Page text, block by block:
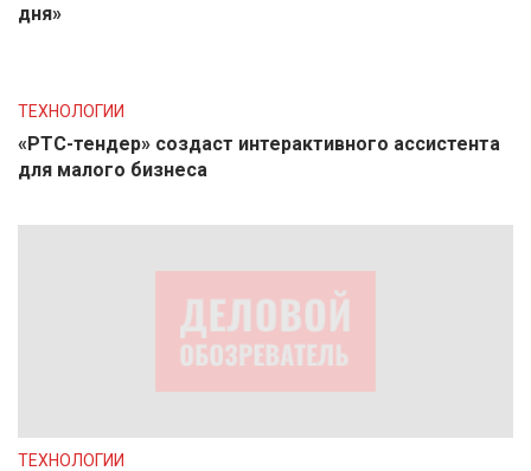
дня»
ТЕХНОЛОГИИ
«РТС-тендер» создаст интерактивного ассистента
для малого бизнеса
ТЕХНОЛОГИИ